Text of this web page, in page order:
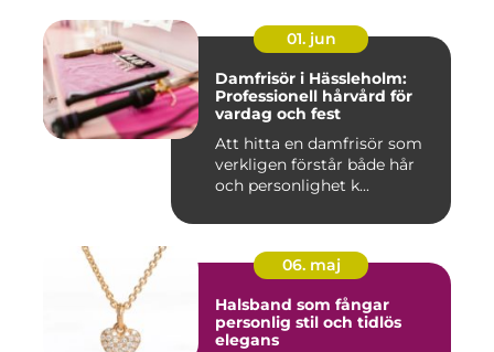
01. jun
Damfrisör i Hässleholm:
Professionell hårvård för
vardag och fest
Att hitta en damfrisör som
verkligen förstår både hår
och personlighet k...
06. maj
Halsband som fångar
personlig stil och tidlös
elegans